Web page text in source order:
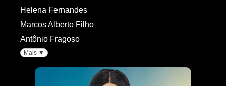
Helena Fernandes
Marcos Alberto Filho
Antônio Fragoso
Mais ▼